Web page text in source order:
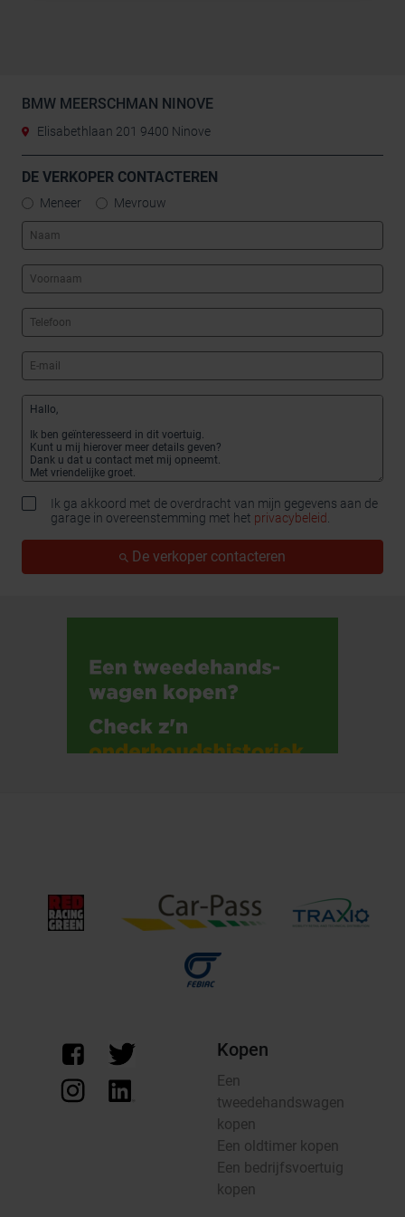
BMW MEERSCHMAN NINOVE
Elisabethlaan 201 9400 Ninove
DE VERKOPER CONTACTEREN
Meneer Mevrouw
Ik ga akkoord met de overdracht van mijn gegevens aan de
garage in overeenstemming met het privacybeleid.
De verkoper contacteren
Kopen
Een
tweedehandswagen
kopen
Een oldtimer kopen
Een bedrijfsvoertuig
kopen